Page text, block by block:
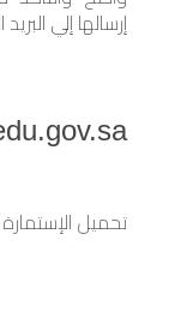
إرسالها إلي
تحميل